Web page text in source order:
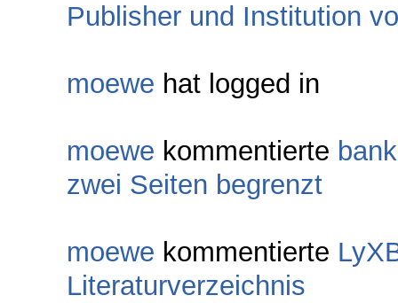
Publisher und Institution
moewe hat logged in
moewe kommentierte
zwei Seiten begrenzt
moewe kommentierte
Literaturverzeichnis